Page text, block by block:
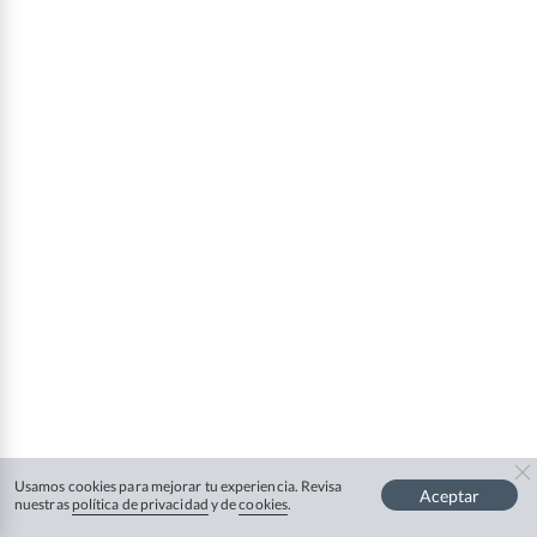
Usamos cookies para mejorar tu experiencia. Revisa
nuestras política de privacidad y decookies. Aceptar